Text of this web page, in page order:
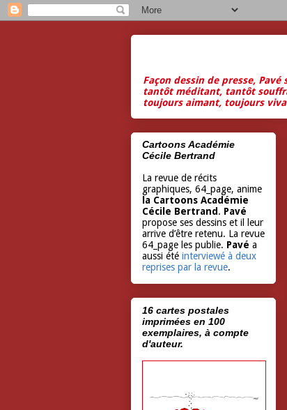
Façon dessin de presse,
tantôt méditant, tantôt
toujours aimant, toujours
Cartoons Académie
Cécile Bertrand
La revue de récits
graphiques, 64_page, anime
la Cartoons Académie
Cécile Bertrand. Pavé
propose ses dessins et il leur
arrive d’être retenu. La revue
64_page les publie. Pavé a
aussi été interviewé à deux
reprises par la revue.
16 cartes postales
imprimées en 100
exemplaires, à compte
d'auteur.